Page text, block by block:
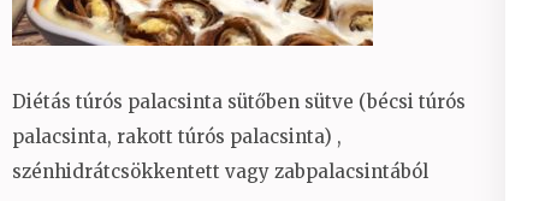
Diétás túrós palacsinta sütőben sütve (bécsi túrós
palacsinta, rakott túrós palacsinta) ,
szénhidrátcsökkentett vagy zabpalacsintából